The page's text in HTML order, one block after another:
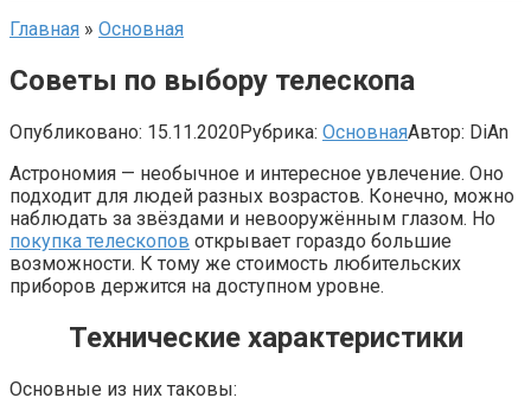
Главная » Основная
Советы по выбору телескопа
Опубликовано: 15.11.2020Рубрика: ОсновнаяАвтор: DiAn
Астрономия — необычное и интересное увлечение. Оно
подходит для людей разных возрастов. Конечно, можно
наблюдать за звёздами и невооружённым глазом. Но
покупка телескопов открывает гораздо большие
возможности. К тому же стоимость любительских
приборов держится на доступном уровне.
Технические характеристики
Основные из них таковы: